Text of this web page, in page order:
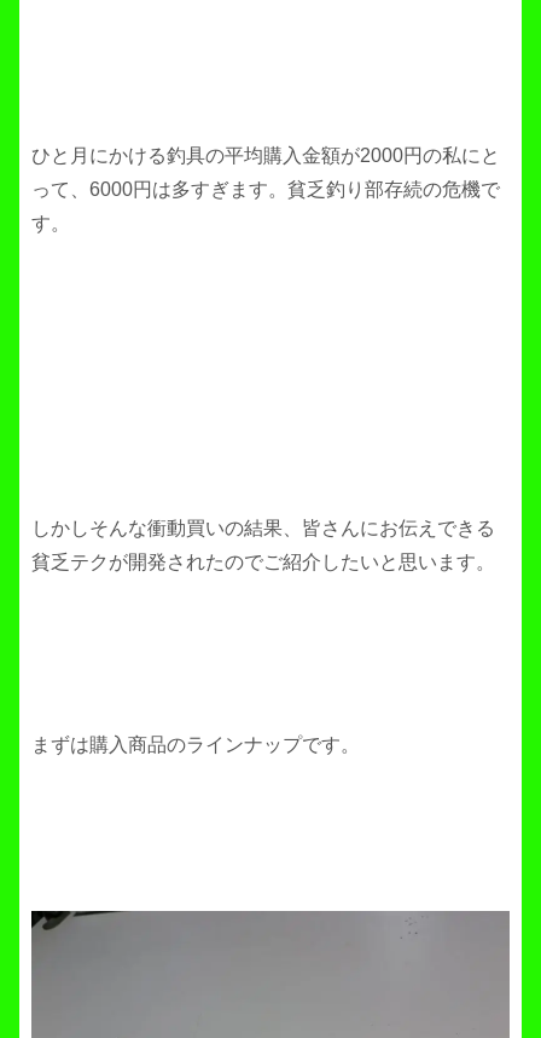
ひと月にかける釣具の平均購入金額が2000円の私にと
って、6000円は多すぎます。貧乏釣り部存続の危機で
す。
しかしそんな衝動買いの結果、皆さんにお伝えできる
貧乏テクが開発されたのでご紹介したいと思います。
まずは購入商品のラインナップです。